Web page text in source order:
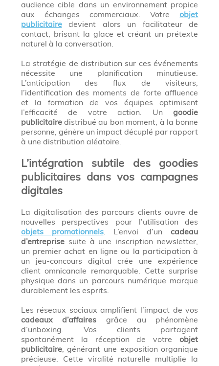
audience cible dans un environnement propice
aux échanges commerciaux. Votreobjet
publicitairedevient alors un facilitateur de
contact, brisant la glace et créant un prétexte
naturel à la conversation.
La stratégie de distribution sur ces événements
nécessite une planification minutieuse.
L’anticipation des flux de visiteurs,
l’identification des moments de forte affluence
et la formation de vos équipes optimisent
l’efficacité de votre action. Ungoodie
publicitairedistribué au bon moment, à la bonne
personne, génère un impact décuplé par rapport
à une distribution aléatoire.
L’intégration subtile des goodies
publicitaires dans vos campagnes
digitales
La digitalisation des parcours clients ouvre de
nouvelles perspectives pour l’utilisation des
objets promotionnels. L’envoi d’uncadeau
d’entreprisesuite à une inscription newsletter,
un premier achat en ligne ou la participation à
un jeu-concours digital crée une expérience
client omnicanale remarquable. Cette surprise
physique dans un parcours numérique marque
durablement les esprits.
Les réseaux sociaux amplifient l’impact de vos
cadeaux d’affaires grâce au phénomène
d’unboxing. Vos clients partagent
spontanément la réception de votreobjet
publicitaire, générant une exposition organique
précieuse. Cette viralité naturelle multiplie la